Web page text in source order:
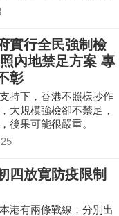
程度比較高，人流就難
政府真的能令到這些人
測嗎？
實行全民強制檢
內地禁足方案 專
彰
持下，香港不照樣抄作
大規模強檢卻不禁足，
後果可能很嚴重。
四放寛防疫限制
港有兩條戰線，分別出